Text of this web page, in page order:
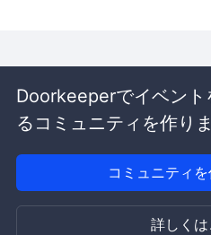
Doorkeeperでイベント
るコミュニティを作り
コミュニティを
詳しく